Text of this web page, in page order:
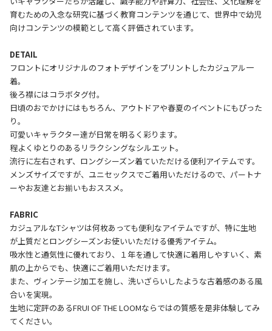
育むための入念な研究に基づく教育コンテンツを通じて、世界中で幼児
向けコンテンツの模範として高く評価されています。
DETAIL
フロントにオリジナルのフォトデザインをプリントしたカジュアル一
着。
後ろ襟にはコラボタグ付。
日頃のおでかけにはもちろん、アウトドアや春夏のイベントにもぴった
り。
可愛いキャラクター達が日常を明るく彩ります。
程よくゆとりのあるリラクシングなシルエット。
流行に左右されず、ロングシーズン着ていただける便利アイテムです。
メンズサイズですが、ユニセックスでご着用いただけるので、パートナ
ーやお友達とお揃いもおススメ。
FABRIC
カジュアルなTシャツは何枚あっても便利なアイテムですが、特に生地
が上質だとロングシーズンお使いいただける優秀アイテム。
吸水性と通気性に優れており、１年を通して快適に着用しやすいく、素
肌の上からでも、快適にご着用いただけます。
また、ヴィンテージ加工を施し、洗いざらいしたような古着感のある風
合いを実現。
生地に定評のあるFRUI OF THE LOOMならではの質感を是非体験してみ